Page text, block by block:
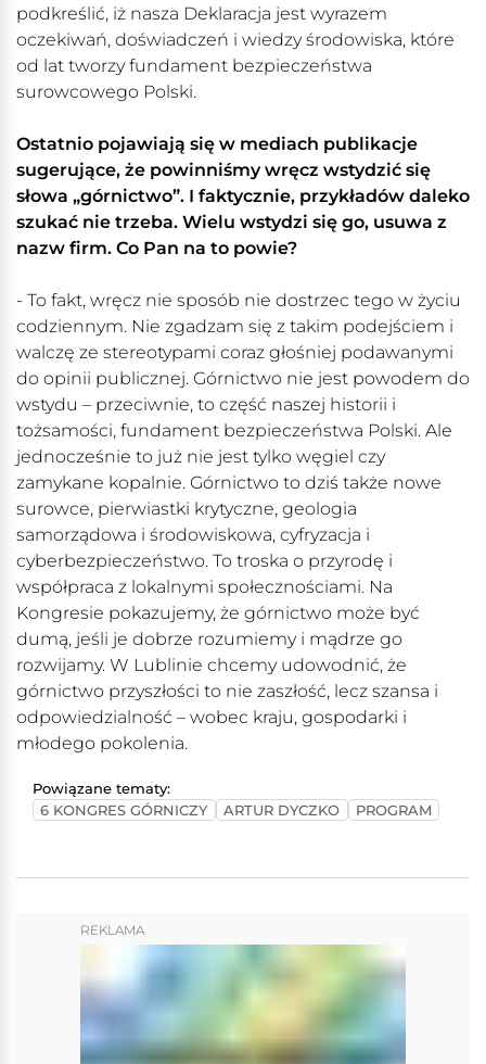
podkreślić, iż nasza Deklaracja jest wyrazem
oczekiwań, doświadczeń i wiedzy środowiska, które
od lat tworzy fundament bezpieczeństwa
surowcowego Polski.
Ostatnio pojawiają się w mediach publikacje
sugerujące, że powinniśmy wręcz wstydzić się
słowa „górnictwo”. I faktycznie, przykładów daleko
szukać nie trzeba. Wielu wstydzi się go, usuwa z
nazw firm. Co Pan na to powie?
- To fakt, wręcz nie sposób nie dostrzec tego w życiu
codziennym. Nie zgadzam się z takim podejściem i
walczę ze stereotypami coraz głośniej podawanymi
do opinii publicznej. Górnictwo nie jest powodem do
wstydu – przeciwnie, to część naszej historii i
tożsamości, fundament bezpieczeństwa Polski. Ale
jednocześnie to już nie jest tylko węgiel czy
zamykane kopalnie. Górnictwo to dziś także nowe
surowce, pierwiastki krytyczne, geologia
samorządowa i środowiskowa, cyfryzacja i
cyberbezpieczeństwo. To troska o przyrodę i
współpraca z lokalnymi społecznościami. Na
Kongresie pokazujemy, że górnictwo może być
dumą, jeśli je dobrze rozumiemy i mądrze go
rozwijamy. W Lublinie chcemy udowodnić, że
górnictwo przyszłości to nie zaszłość, lecz szansa i
odpowiedzialność – wobec kraju, gospodarki i
młodego pokolenia.
Powiązane tematy:
6 KONGRES GÓRNICZY
ARTUR DYCZKO PROGRAM
REKLAMA